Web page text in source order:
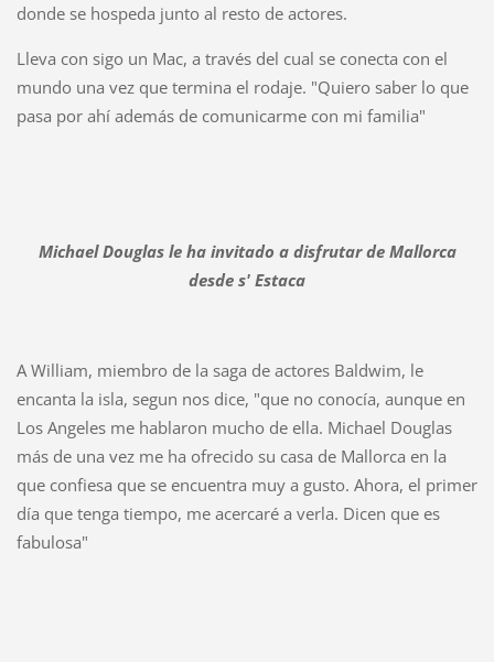
donde se hospeda junto al resto de actores.
Lleva con sigo un Mac, a través del cual se conecta con el
mundo una vez que termina el rodaje. "Quiero saber lo que
pasa por ahí además de comunicarme con mi familia"
Michael Douglas le ha invitado a disfrutar de Mallorca
desde s' Estaca
A William, miembro de la saga de actores Baldwim, le
encanta la isla, segun nos dice, "que no conocía, aunque en
Los Angeles me hablaron mucho de ella. Michael Douglas
más de una vez me ha ofrecido su casa de Mallorca en la
que confiesa que se encuentra muy a gusto. Ahora, el primer
día que tenga tiempo, me acercaré a verla. Dicen que es
fabulosa"